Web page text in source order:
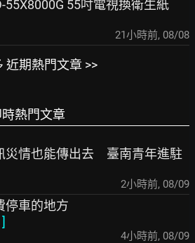
55X8000G 55吋電視換衛生紙
21小時前, 08/08
近期熱門文章 >>
熱門文章
災情也能傳出去 臺南青年進駐
2小時前, 08/09
停車的地方
]
4小時前, 08/09